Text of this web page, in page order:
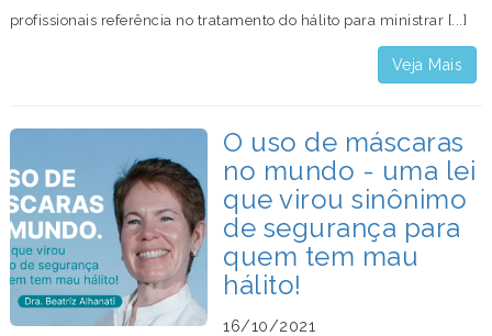
profissionais referência no tratamento do hálito para ministrar [...]
Veja Mais
O uso de máscaras
no mundo - uma lei
que virou sinônimo
de segurança para
quem tem mau
hálito!
16/10/2021